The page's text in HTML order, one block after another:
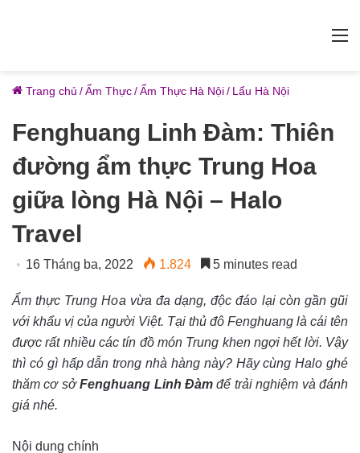
Trang chủ /Ẩm Thực/Ẩm Thực Hà Nội/ Lẩu Hà Nội
Fenghuang Linh Đàm: Thiên
đường ẩm thực Trung Hoa
giữa lòng Hà Nội – Halo
Travel
16 Tháng ba, 2022 1.824 5 minutes read
Ẩm thực Trung Hoa vừa đa dạng, độc đáo lại còn gần gũi
với khẩu vị của người Việt. Tại thủ đô Fenghuang là cái tên
được rất nhiều các tín đồ món Trung khen ngợi hết lời. Vậy
thì có gì hấp dẫn trong nhà hàng này? Hãy cùng Halo ghé
thăm cơ sởFenghuang Linh Đàm để trải nghiệm và đánh
giá nhé.
Nội dung chính